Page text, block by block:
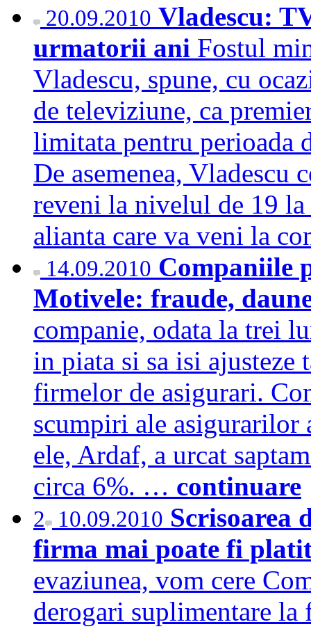
20.09.2010 Vladescu:
urmatorii ani Fostul
Vladescu, spune, cu
de televiziune, ca
limitata pentru perioada
De asemenea, Vladescu
reveni la nivelul de 19
alianta care va veni la
14.09.2010 Companiile
Motivele: fraude,
companie, odata la trei
in piata si sa isi
firmelor de asigurari.
scumpiri ale
ele, Ardaf, a urcat
circa 6%. … continuare
2 10.09.2010 Scrisoarea
firma mai poate fi
evaziunea, vom cere
derogari suplimentare